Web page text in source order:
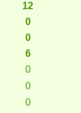
12
0
0
6
0
0
0